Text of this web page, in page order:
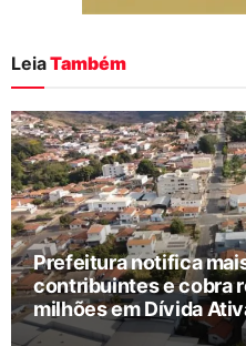
LeiaTambém
Prefeitura notifica
contribuintes e cobra
milhões em Dívida